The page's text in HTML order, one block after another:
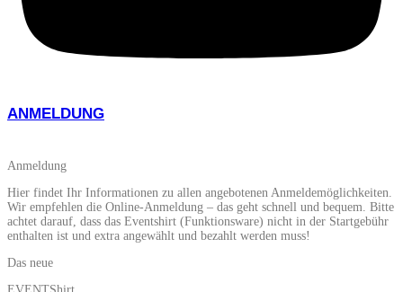
ANMELDUNG
Anmeldung
Hier findet Ihr Informationen zu allen angebotenen Anmeldemöglichkeiten.
Wir empfehlen die Online-Anmeldung – das geht schnell und bequem. Bitte
achtet darauf, dass das Eventshirt (Funktionsware) nicht in der Startgebühr
enthalten ist und extra angewählt und bezahlt werden muss!
Das neue